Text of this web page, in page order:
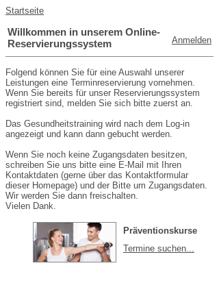
Startseite
Willkommen in unserem Online-
Reservierungssystem
Anmelden
Folgend können Sie für eine Auswahl unserer
Leistungen eine Terminreservierung vornehmen.
Wenn Sie bereits für unser Reservierungssystem
registriert sind, melden Sie sich bitte zuerst an.
Das Gesundheitstraining wird nach dem Log-in
angezeigt und kann dann gebucht werden.
Wenn Sie noch keine Zugangsdaten besitzen,
schreiben Sie uns bitte eine E-Mail mit Ihren
Kontaktdaten (gerne über das Kontaktformular
dieser Homepage) und der Bitte um Zugangsdaten.
Wir werden Sie dann freischalten.
Vielen Dank.
Präventionskurse
Termine suchen...